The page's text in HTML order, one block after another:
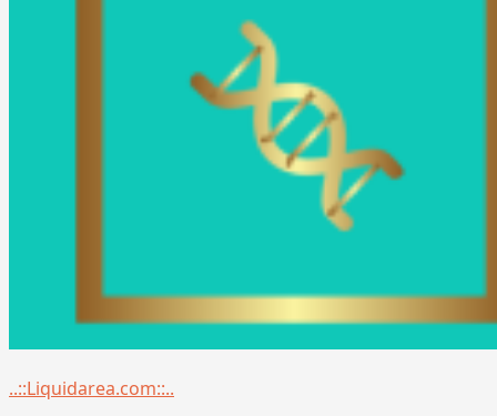
Menu
..::Liquidarea.com::..